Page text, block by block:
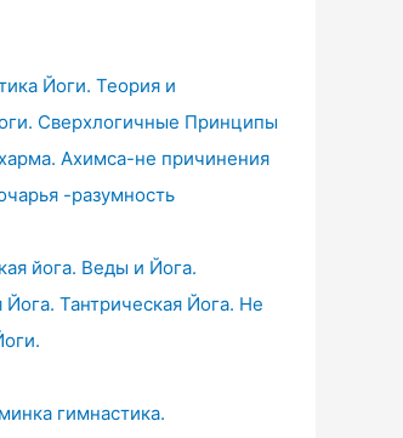
Йоги. Теория и
Сверхлогичные Принципы
Ахимса-не причинения
-разумность
йога. Веды и Йога.
Йога. Тантрическая Йога. Не
гимнастика.